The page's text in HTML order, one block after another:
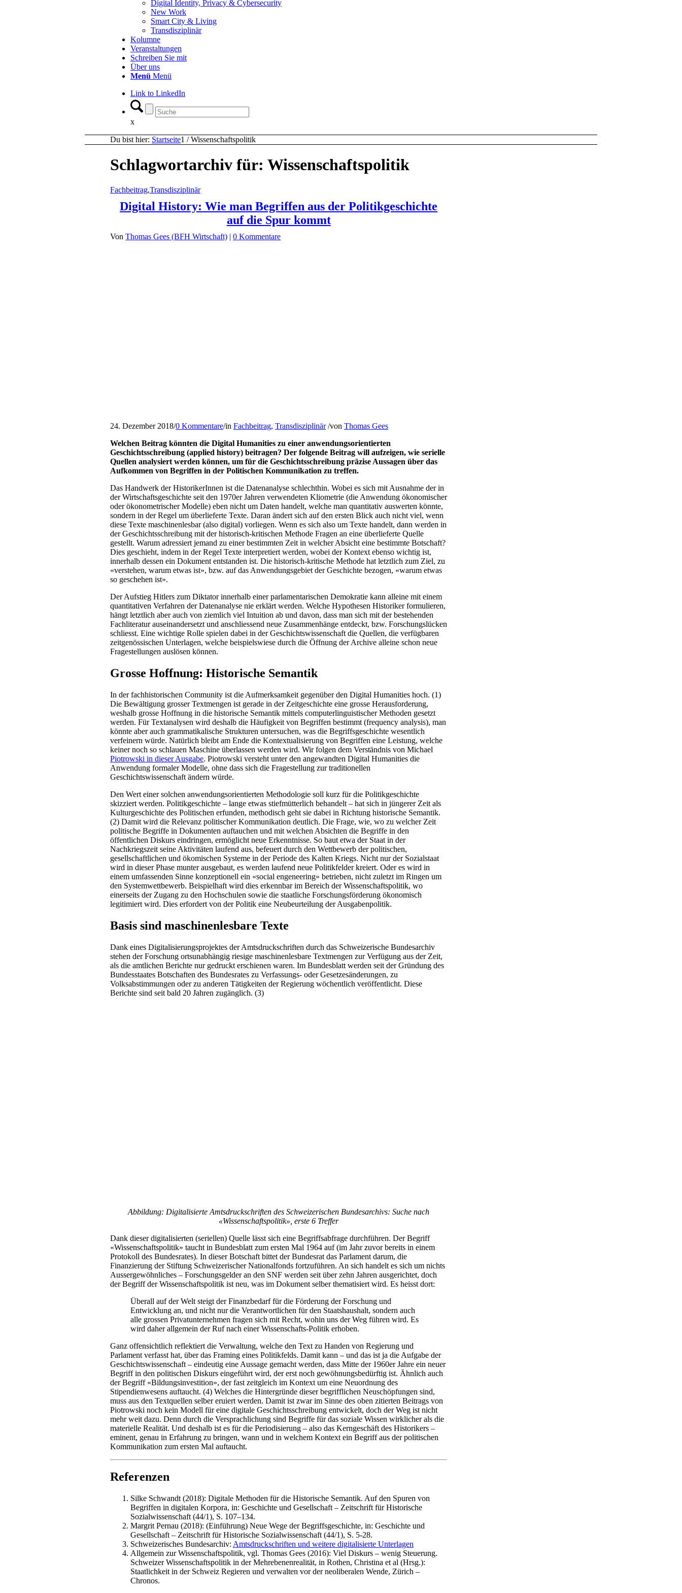
Digital Identity, Privacy & Cybersecurity
New Work
Smart City & Living
Transdisziplinär
Kolumne
Veranstaltungen
Schreiben Sie mit
Über uns
Menü Menü
Link to LinkedIn
x
Du bist hier: Startseite1 / Wissenschaftspolitik
Schlagwortarchiv für: Wissenschaftspolitik
Fachbeitrag,Transdisziplinär
Digital History: Wie man Begriffen aus der Politikgeschichte
auf die Spur kommt
Von Thomas Gees (BFH Wirtschaft) | 0 Kommentare
24. Dezember 2018/0 Kommentare/in Fachbeitrag, Transdisziplinär /von Thomas Gees
Welchen Beitrag könnten die Digital Humanities zu einer anwendungsorientierten
Geschichtsschreibung (applied history) beitragen? Der folgende Beitrag will aufzeigen, wie serielle
Quellen analysiert werden können, um für die Geschichtsschreibung präzise Aussagen über das
Aufkommen von Begriffen in der Politischen Kommunikation zu treffen.
Das Handwerk der HistorikerInnen ist die Datenanalyse schlechthin. Wobei es sich mit Ausnahme der in
der Wirtschaftsgeschichte seit den 1970er Jahren verwendeten Kliometrie (die Anwendung ökonomischer
oder ökonometrischer Modelle) eben nicht um Daten handelt, welche man quantitativ auswerten könnte,
sondern in der Regel um überlieferte Texte. Daran ändert sich auf den ersten Blick auch nicht viel, wenn
diese Texte maschinenlesbar (also digital) vorliegen. Wenn es sich also um Texte handelt, dann werden in
der Geschichtsschreibung mit der historisch-kritischen Methode Fragen an eine überlieferte Quelle
gestellt. Warum adressiert jemand zu einer bestimmten Zeit in welcher Absicht eine bestimmte Botschaft?
Dies geschieht, indem in der Regel Texte interpretiert werden, wobei der Kontext ebenso wichtig ist,
innerhalb dessen ein Dokument entstanden ist. Die historisch-kritische Methode hat letztlich zum Ziel, zu
«verstehen, warum etwas ist», bzw. auf das Anwendungsgebiet der Geschichte bezogen, «warum etwas
so geschehen ist».
Der Aufstieg Hitlers zum Diktator innerhalb einer parlamentarischen Demokratie kann alleine mit einem
quantitativen Verfahren der Datenanalyse nie erklärt werden. Welche Hypothesen Historiker formulieren,
hängt letztlich aber auch von ziemlich viel Intuition ab und davon, dass man sich mit der bestehenden
Fachliteratur auseinandersetzt und anschliessend neue Zusammenhänge entdeckt, bzw. Forschungslücken
schliesst. Eine wichtige Rolle spielen dabei in der Geschichtswissenschaft die Quellen, die verfügbaren
zeitgenössischen Unterlagen, welche beispielswiese durch die Öffnung der Archive alleine schon neue
Fragestellungen auslösen können.
Grosse Hoffnung: Historische Semantik
In der fachhistorischen Community ist die Aufmerksamkeit gegenüber den Digital Humanities hoch. (1)
Die Bewältigung grosser Textmengen ist gerade in der Zeitgeschichte eine grosse Herausforderung,
weshalb grosse Hoffnung in die historische Semantik mittels computerlinguistischer Methoden gesetzt
werden. Für Textanalysen wird deshalb die Häufigkeit von Begriffen bestimmt (frequency analysis), man
könnte aber auch grammatikalische Strukturen untersuchen, was die Begriffsgeschichte wesentlich
verfeinern würde. Natürlich bleibt am Ende die Kontextualisierung von Begriffen eine Leistung, welche
keiner noch so schlauen Maschine überlassen werden wird. Wir folgen dem Verständnis von Michael
Piotrowski in dieser Ausgabe. Piotrowski versteht unter den angewandten Digital Humanities die
Anwendung formaler Modelle, ohne dass sich die Fragestellung zur traditionellen
Geschichtswissenschaft ändern würde.
Den Wert einer solchen anwendungsorientierten Methodologie soll kurz für die Politikgeschichte
skizziert werden. Politikgeschichte – lange etwas stiefmütterlich behandelt – hat sich in jüngerer Zeit als
Kulturgeschichte des Politischen erfunden, methodisch geht sie dabei in Richtung historische Semantik.
(2) Damit wird die Relevanz politischer Kommunikation deutlich. Die Frage, wie, wo zu welcher Zeit
politische Begriffe in Dokumenten auftauchen und mit welchen Absichten die Begriffe in den
öffentlichen Diskurs eindringen, ermöglicht neue Erkenntnisse. So baut etwa der Staat in der
Nachkriegszeit seine Aktivitäten laufend aus, befeuert durch den Wettbewerb der politischen,
gesellschaftlichen und ökomischen Systeme in der Periode des Kalten Kriegs. Nicht nur der Sozialstaat
wird in dieser Phase munter ausgebaut, es werden laufend neue Politikfelder kreiert. Oder es wird in
einem umfassenden Sinne konzeptionell ein «social engeneering» betrieben, nicht zuletzt im Ringen um
den Systemwettbewerb. Beispielhaft wird dies erkennbar im Bereich der Wissenschaftspolitik, wo
einerseits der Zugang zu den Hochschulen sowie die staatliche Forschungsförderung ökonomisch
legitimiert wird. Dies erfordert von der Politik eine Neubeurteilung der Ausgabenpolitik.
Basis sind maschinenlesbare Texte
Dank eines Digitalisierungsprojektes der Amtsdruckschriften durch das Schweizerische Bundesarchiv
stehen der Forschung ortsunabhängig riesige maschinenlesbare Textmengen zur Verfügung aus der Zeit,
als die amtlichen Berichte nur gedruckt erschienen waren. Im Bundesblatt werden seit der Gründung des
Bundesstaates Botschaften des Bundesrates zu Verfassungs- oder Gesetzesänderungen, zu
Volksabstimmungen oder zu anderen Tätigkeiten der Regierung wöchentlich veröffentlicht. Diese
Berichte sind seit bald 20 Jahren zugänglich. (3)
Abbildung: Digitalisierte Amtsdruckschriften des Schweizerischen Bundesarchivs: Suche nach
«Wissenschaftspolitik», erste 6 Treffer
Dank dieser digitalisierten (seriellen) Quelle lässt sich eine Begriffsabfrage durchführen. Der Begriff
«Wissenschaftspolitik» taucht in Bundesblatt zum ersten Mal 1964 auf (im Jahr zuvor bereits in einem
Protokoll des Bundesrates). In dieser Botschaft bittet der Bundesrat das Parlament darum, die
Finanzierung der Stiftung Schweizerischer Nationalfonds fortzuführen. An sich handelt es sich um nichts
Aussergewöhnliches – Forschungsgelder an den SNF werden seit über zehn Jahren ausgerichtet, doch
der Begriff der Wissenschaftspolitik ist neu, was im Dokument selber thematisiert wird. Es heisst dort:
Überall auf der Welt steigt der Finanzbedarf für die Förderung der Forschung und
Entwicklung an, und nicht nur die Verantwortlichen für den Staatshaushalt, sondern auch
alle grossen Privatunternehmen fragen sich mit Recht, wohin uns der Weg führen wird. Es
wird daher allgemein der Ruf nach einer Wissenschafts-Politik erhoben.
Ganz offensichtlich reflektiert die Verwaltung, welche den Text zu Handen von Regierung und
Parlament verfasst hat, über das Framing eines Politikfelds. Damit kann – und das ist ja die Aufgabe der
Geschichtswissenschaft – eindeutig eine Aussage gemacht werden, dass Mitte der 1960er Jahre ein neuer
Begriff in den politischen Diskurs eingeführt wird, der erst noch gewöhnungsbedürftig ist. Ähnlich auch
der Begriff «Bildungsinvestition», der fast zeitgleich im Kontext um eine Neuordnung des
Stipendienwesens auftaucht. (4) Welches die Hintergründe dieser begrifflichen Neuschöpfungen sind,
muss aus den Textquellen selber eruiert werden. Damit ist zwar im Sinne des oben zitierten Beitrags von
Piotrowski noch kein Modell für eine digitale Geschichtsschreibung entwickelt, doch der Weg ist nicht
mehr weit dazu. Denn durch die Versprachlichung sind Begriffe für das soziale Wissen wirklicher als die
materielle Realität. Und deshalb ist es für die Periodisierung – also das Kerngeschäft des Historikers –
eminent, genau in Erfahrung zu bringen, wann und in welchem Kontext ein Begriff aus der politischen
Kommunikation zum ersten Mal auftaucht.
Referenzen
Silke Schwandt (2018): Digitale Methoden für die Historische Semantik. Auf den Spuren von
Begriffen in digitalen Korpora, in: Geschichte und Gesellschaft – Zeitschrift für Historische
Sozialwissenschaft (44/1), S. 107–134.
Margrit Pernau (2018): (Einführung) Neue Wege der Begriffsgeschichte, in: Geschichte und
Gesellschaft – Zeitschrift für Historische Sozialwissenschaft (44/1), S. 5-28.
Schweizerisches Bundesarchiv: Amtsdruckschriften und weitere digitalisierte Unterlagen
Allgemein zur Wissenschaftspolitik, vgl. Thomas Gees (2016): Viel Diskurs – wenig Steuerung.
Schweizer Wissenschaftspolitik in der Mehrebenenrealität, in Rothen, Christina et al (Hrsg.):
Staatlichkeit in der Schweiz Regieren und verwalten vor der neoliberalen Wende, Zürich –
Chronos.